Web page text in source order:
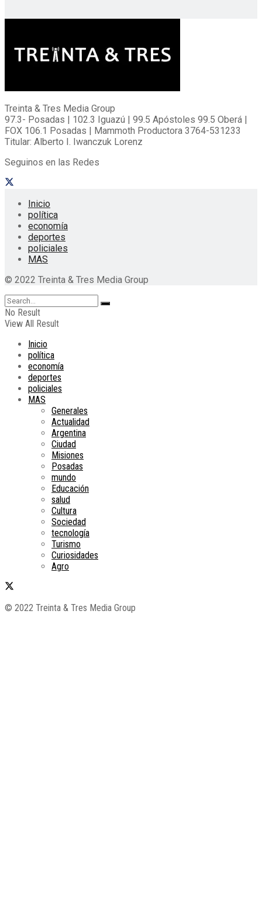
Treinta & Tres Media Group
97.3- Posadas | 102.3 Iguazú | 99.5 Apóstoles 99.5 Oberá |
FOX 106.1 Posadas | Mammoth Productora 3764-531233
Titular: Alberto I. Iwanczuk Lorenz
Seguinos en las Redes
Inicio
política
economía
deportes
policiales
MAS
© 2022 Treinta & Tres Media Group
No Result
View All Result
Inicio
política
economía
deportes
policiales
MAS
Generales
Actualidad
Argentina
Ciudad
Misiones
Posadas
mundo
Educación
salud
Cultura
Sociedad
tecnología
Turismo
Curiosidades
Agro
© 2022 Treinta & Tres Media Group